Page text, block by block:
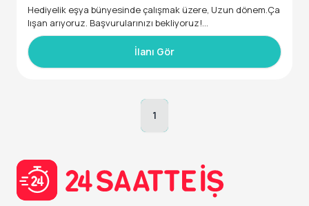
Hediyelik eşya bünyesinde çalışmak üzere, Uzun dönem.Ça
lışan arıyoruz. Başvurularınızı bekliyoruz!
• 18- 40 yaş aralığında
• Kadın adaylar
• 28.000-33.000 maaş aralığında
İlanı Gör
1